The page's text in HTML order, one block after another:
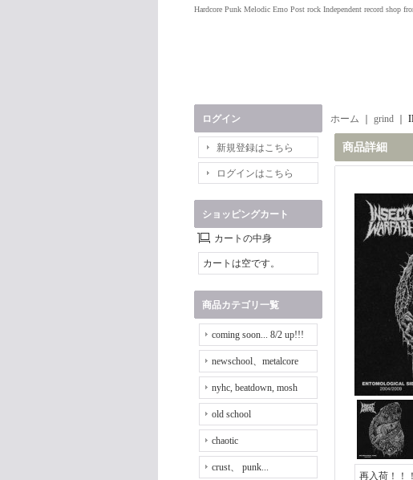
Hardcore Punk Melodic Emo Post rock Independent record shop
ログイン
新規登録はこちら
ログインはこちら
ショッピングカート
カートの中身
カートは空です。
商品カテゴリ一覧
coming soon... 8/2 up!!!
newschool、metalcore
nyhc, beatdown, mosh
old school
chaotic
crust、 punk...
ホーム grind
商品詳細
再入荷！！！